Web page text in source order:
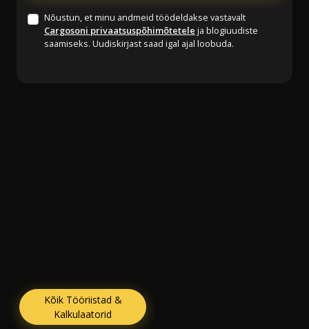
Nõustun, et minu andmeid töödeldakse vastavalt
Cargosoni privaatsuspõhimõtetele ja blogiuudiste
saamiseks. Uudiskirjast saad igal ajal loobuda.
Kõik Tööriistad &
Kalkulaatorid